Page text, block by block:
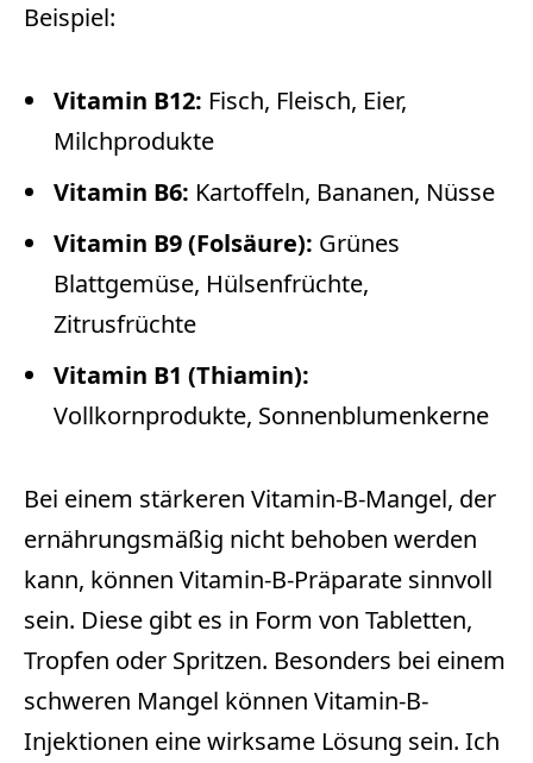
Beispiel:
Vitamin B12: Fisch, Fleisch, Eier,
Milchprodukte
Vitamin B6: Kartoffeln, Bananen, Nüsse
Vitamin B9 (Folsäure): Grünes
Blattgemüse, Hülsenfrüchte,
Zitrusfrüchte
Vitamin B1 (Thiamin):
Vollkornprodukte, Sonnenblumenkerne
Bei einem stärkeren Vitamin-B-Mangel, der
ernährungsmäßig nicht behoben werden
kann, können Vitamin-B-Präparate sinnvoll
sein. Diese gibt es in Form von Tabletten,
Tropfen oder Spritzen. Besonders bei einem
schweren Mangel können Vitamin-B-
Injektionen eine wirksame Lösung sein. Ich